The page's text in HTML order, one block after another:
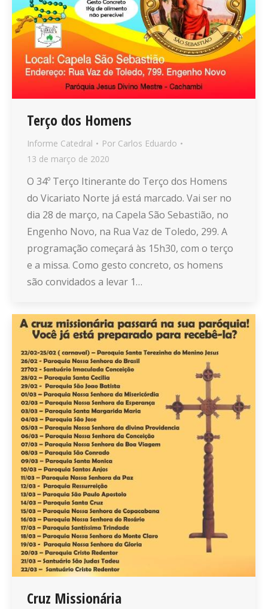
Terço dos Homens
Informe Catedral Por Carlos Eduardo
13 de março de 2020
O 34º Terço Itinerante do Terço dos Homens
do Vicariato Norte já está marcado. Vai ser no
dia 28 de março, na Capela São Sebastião, no
Engenho Novo, na Rua Vaz de Toledo, 299. A
programação começará às 15h30, com o terço
e a missa. Como gesto concreto, os homens
são convidados a levar 1…
Cruz Missionária